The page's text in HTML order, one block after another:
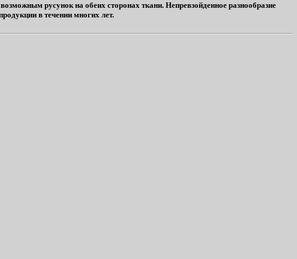
русунок на обеих сторонах ткани. Непревзойденное разнообразие
в течении многих лет.